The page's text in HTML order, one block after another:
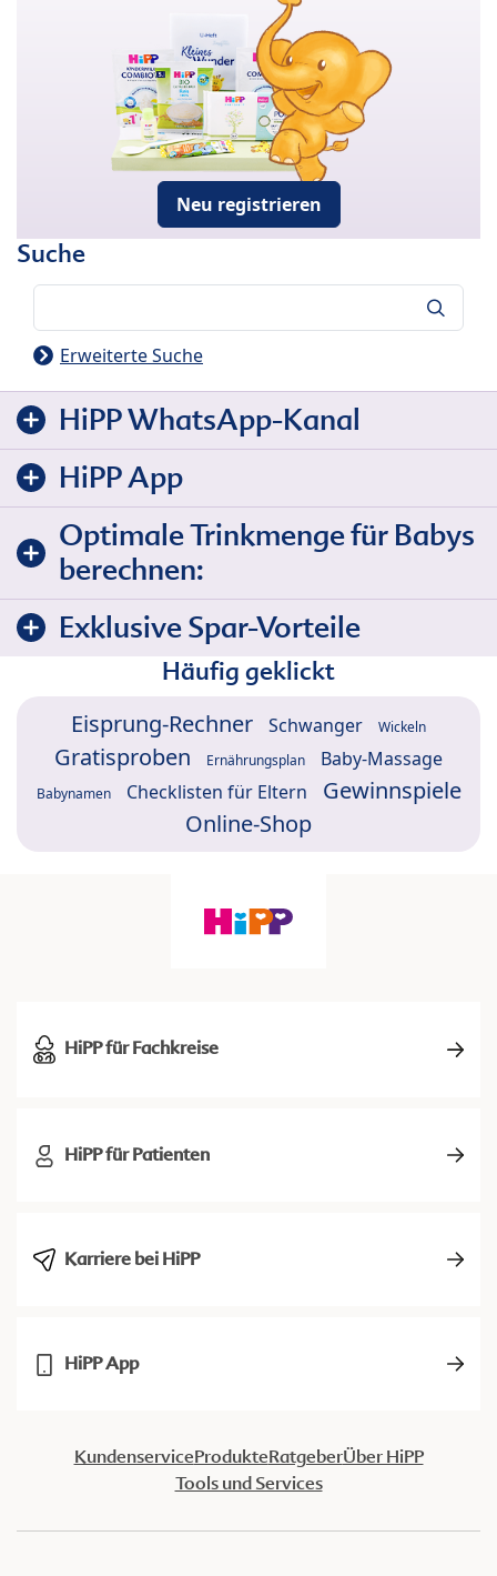
Neu registrieren
Suche
Erweiterte Suche
HiPP WhatsApp-Kanal
HiPP App
Optimale Trinkmenge für Babys
berechnen:
Exklusive Spar-Vorteile
Häufig geklickt
Eisprung-Rechner Schwanger Wickeln
Gratisproben Ernährungsplan Baby-Massage
Babynamen Checklisten für Eltern
Gewinnspiele
Online-Shop
HiPP für Fachkreise
HiPP für Patienten
Karriere bei HiPP
HiPP App
KundenserviceProdukteRatgeberÜber HiPP
Tools und Services